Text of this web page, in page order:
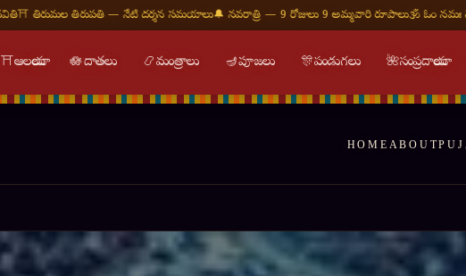
సమయాలు🔔 నవరాత్రి — 9 రోజులు 9 అమ్మవారి రూపాలు🕉 ఓం నమః శివాయ — శుభ దినం🪔 శ్రావణ
⛩ఆలయాలు 🪷దాతలు 📿మంత్రాలు 🪔పూజలు 🎊పండుగలు 🌺సంప్రదాయాలు
HOME ABOUT